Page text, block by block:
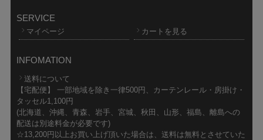
SERVICE
マイページ カートを見る
INFOMATION
送料について
【宅配便】 一部地域を除き一律500円、カーテンレール・房掛け・
タッセル1,100円
(北海道、沖縄、青森、岩手、宮城、秋田、山形、福島、離島への
配送は別途料金が必要です)
☆13,200円以上お買い上げ頂いた場合は、送料は無料とさせていた